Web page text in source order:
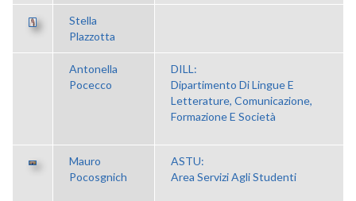
Stella
Plazzotta
Antonella
Pocecco
DILL:
Dipartimento Di Lingue E
Letterature, Comunicazione,
Formazione E Società
Mauro
Pocosgnich
ASTU:
Area Servizi Agli Studenti